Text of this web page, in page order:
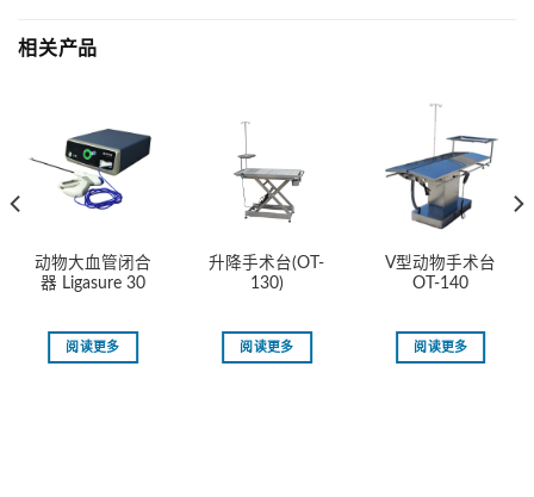
相关产品
动物大血管闭合
器 Ligasure 30
阅读更多
升降手术台(OT-
130)
阅读更多
V型动物手术台
OT-140
阅读更多